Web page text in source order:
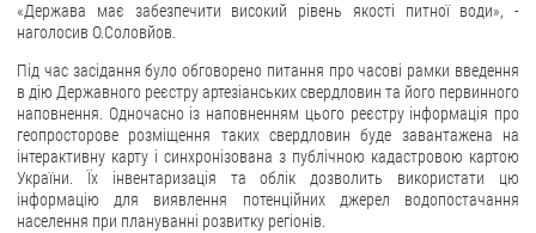
«Держава має забезпечити високий рівень якості питної води», -
наголосив О.Соловйов.
Під час засідання було обговорено питання про часові рамки введення
в дію Державного реєстру артезіанських свердловин та його первинного
наповнення. Одночасно із наповненням цього реєстру інформація про
геопросторове розміщення таких свердловин буде завантажена на
інтерактивну карту і синхронізована з публічною кадастровою картою
України. Їх інвентаризація та облік дозволить використати цю
інформацію для виявлення потенційних джерел водопостачання
населення при плануванні розвитку регіонів.